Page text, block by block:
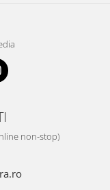
non-stop)